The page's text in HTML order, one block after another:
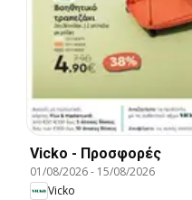
Vicko - Προσφορές
01/08/2026- 15/08/2026
Vicko